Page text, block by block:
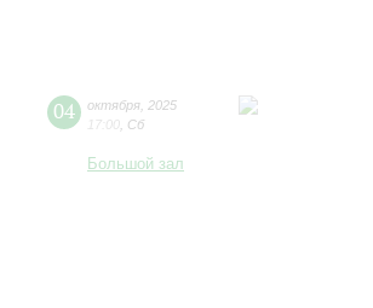
04 октября 2025
17:00 Сб
Большой зал